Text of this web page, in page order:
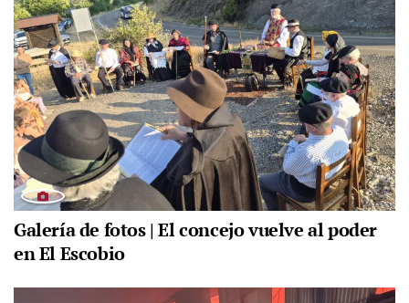
Galería de fotos | El concejo vuelve al poder
en El Escobio